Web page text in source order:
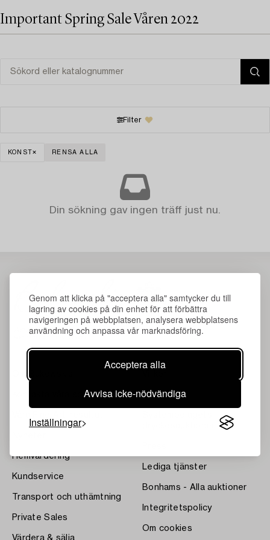
Genom att klicka på "acceptera alla" samtycker du till
lagring av cookies på din enhet för att förbättra
navigeringen på webbplatsen, analysera webbplatsens
användning och anpassa vår marknadsföring.
Acceptera alla
Avvisa icke-nödvändiga
Inställningar
Important Spring Sale Våren 2022
Filter
KONST RENSA ALLA
Din sökning gav ingen träff just nu.
Kontakta våra specialister
Hemvärdering
Kundservice
Transport och uthämtning
Private Sales
Värdera & sälja
Bukipedia
Lediga tjänster
Bonhams - Alla auktioner
Integritetspolicy
Om cookies